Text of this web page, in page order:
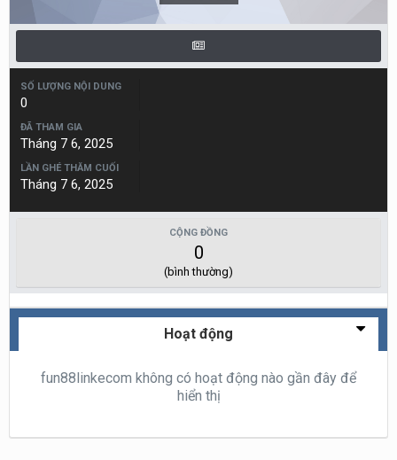
SỐ LƯỢNG NỘI DUNG
0
ĐÃ THAM GIA
Tháng 7 6, 2025
LẦN GHÉ THĂM CUỐI
Tháng 7 6, 2025
CỘNG ĐỒNG
0
(bình thường)
Hoạt động
fun88linkecom không có hoạt động nào gần đây để
hiển thị